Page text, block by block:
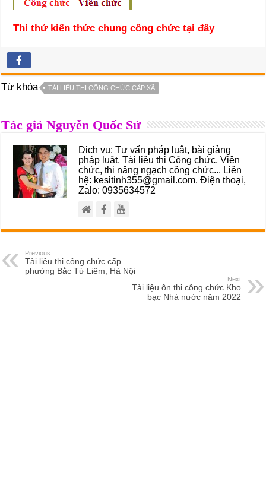
Thi thử kiến thức chung công chức tại đây
Từ khóa TÀI LIỆU THI CÔNG CHỨC CẤP XÃ
Tác giả Nguyễn Quốc Sử
Dịch vụ: Tư vấn pháp luật, bài giảng
pháp luật, Tài liệu thi Công chức, Viên
chức, thi nâng ngạch công chức... Liên
hệ: kesitinh355@gmail.com. Điện thoại,
Zalo: 0935634572
Previous
Tài liệu thi công chức cấp
phường Bắc Từ Liêm, Hà Nội
Next
Tài liệu ôn thi công chức Kho
bạc Nhà nước năm 2022